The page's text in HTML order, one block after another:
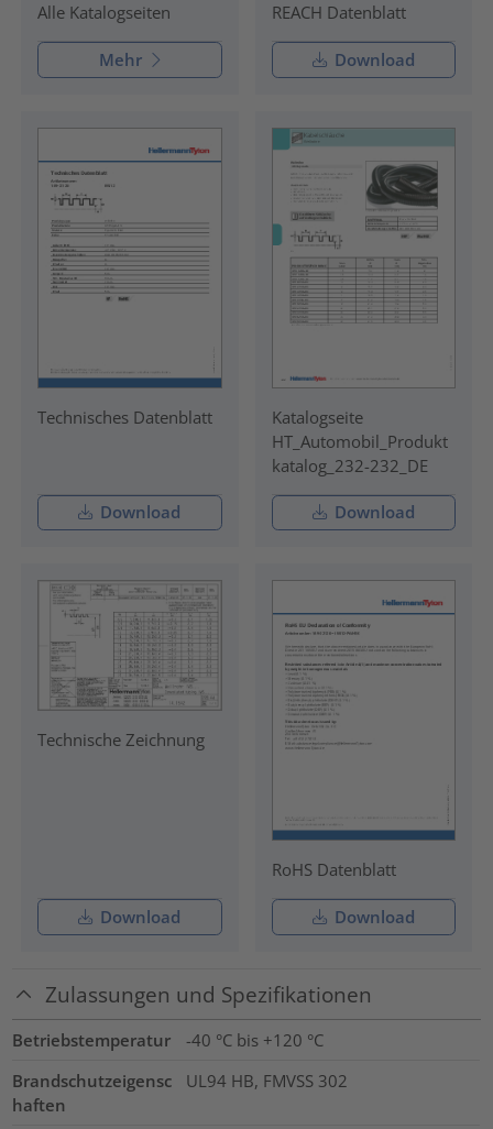
Alle Katalogseiten
Mehr
REACH Datenblatt
Download
Technisches Datenblatt
Download
Katalogseite
HT_Automobil_Produkt
katalog_232-232_DE
Download
Technische Zeichnung
Download
RoHS Datenblatt
Download
Zulassungen und Spezifikationen
Betriebstemperatur
-40 °C bis +120 °C
Brandschutzeigensc
haften
UL94 HB, FMVSS 302